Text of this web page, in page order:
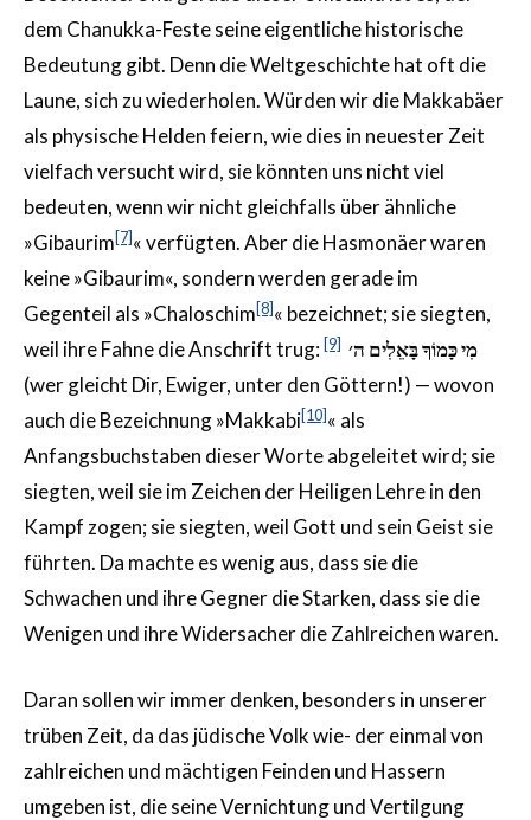
dem Chanukka-Feste seine eigentliche historische
Bedeutung gibt. Denn die Weltgeschichte hat oft die
Laune, sich zu wiederholen. Würden wir die Makkabäer
als physische Helden feiern, wie dies in neuester Zeit
vielfach versucht wird, sie könnten uns nicht viel
bedeuten, wenn wir nicht gleichfalls über ähnliche
»Gibaurim[7]« verfügten. Aber die Hasmonäer waren
keine »Gibaurim«, sondern werden gerade im
Gegenteil als »Chaloschim[8]« bezeichnet; sie siegten,
weil ihre Fahne die Anschrift trug: [9] מִי כָּמוֹךָ בָּאֵלִים ה׳
(wer gleicht Dir, Ewiger, unter den Göttern!) — wovon
auch die Bezeichnung »Makkabi[10]« als
Anfangsbuchstaben dieser Worte abgeleitet wird; sie
siegten, weil sie im Zeichen der Heiligen Lehre in den
Kampf zogen; sie siegten, weil Gott und sein Geist sie
führten. Da machte es wenig aus, dass sie die
Schwachen und ihre Gegner die Starken, dass sie die
Wenigen und ihre Widersacher die Zahlreichen waren.
Daran sollen wir immer denken, besonders in unserer
trüben Zeit, da das jüdische Volk wie- der einmal von
zahlreichen und mächtigen Feinden und Hassern
umgeben ist, die seine Vernichtung und Vertilgung